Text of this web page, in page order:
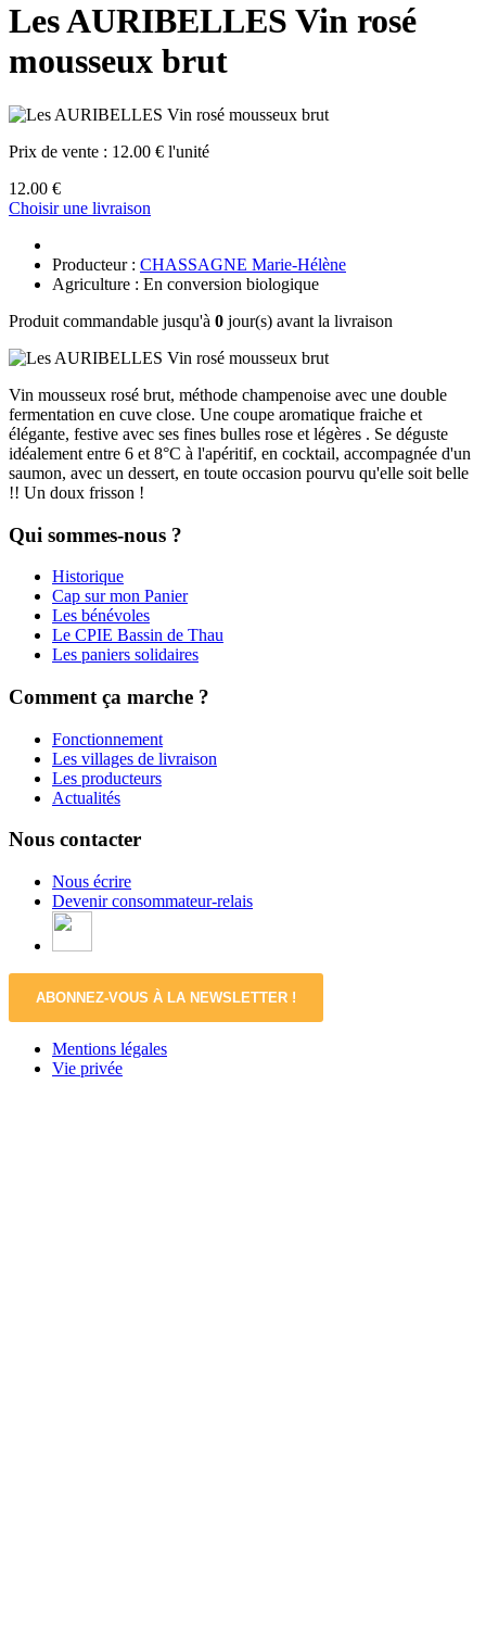
Les AURIBELLES Vin rosé
mousseux brut
Prix de vente : 12.00 € l'unité
12.00 €
Choisir une livraison
Producteur : CHASSAGNE Marie-Hélène
Agriculture : En conversion biologique
Produit commandable jusqu'à 0 jour(s) avant la livraison
Vin mousseux rosé brut, méthode champenoise avec une double
fermentation en cuve close. Une coupe aromatique fraiche et
élégante, festive avec ses fines bulles rose et légères . Se déguste
idéalement entre 6 et 8°C à l'apéritif, en cocktail, accompagnée d'un
saumon, avec un dessert, en toute occasion pourvu qu'elle soit belle
!! Un doux frisson !
Qui sommes-nous ?
Historique
Cap sur mon Panier
Les bénévoles
Le CPIE Bassin de Thau
Les paniers solidaires
Comment ça marche ?
Fonctionnement
Les villages de livraison
Les producteurs
Actualités
Nous contacter
Nous écrire
Devenir consommateur-relais
ABONNEZ-VOUS À LA NEWSLETTER !
Mentions légales
Vie privée